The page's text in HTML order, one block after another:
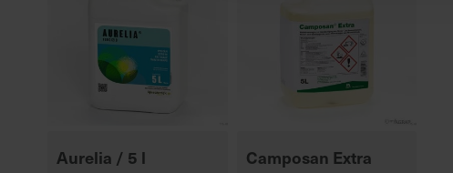
Aurelia / 5 l Camposan Extra